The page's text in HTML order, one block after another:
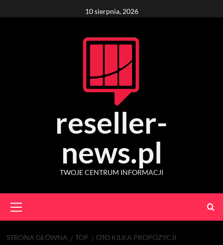
to
10 sierpnia, 2026
reseller-
news.pl
TWOJE CENTRUM INFORMACJI
Menu
STRONA GŁÓWNA TOP
OTO KILKA PROPOZYCJI